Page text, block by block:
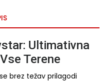
Ultimativna
Terene
brez težav prilagodi